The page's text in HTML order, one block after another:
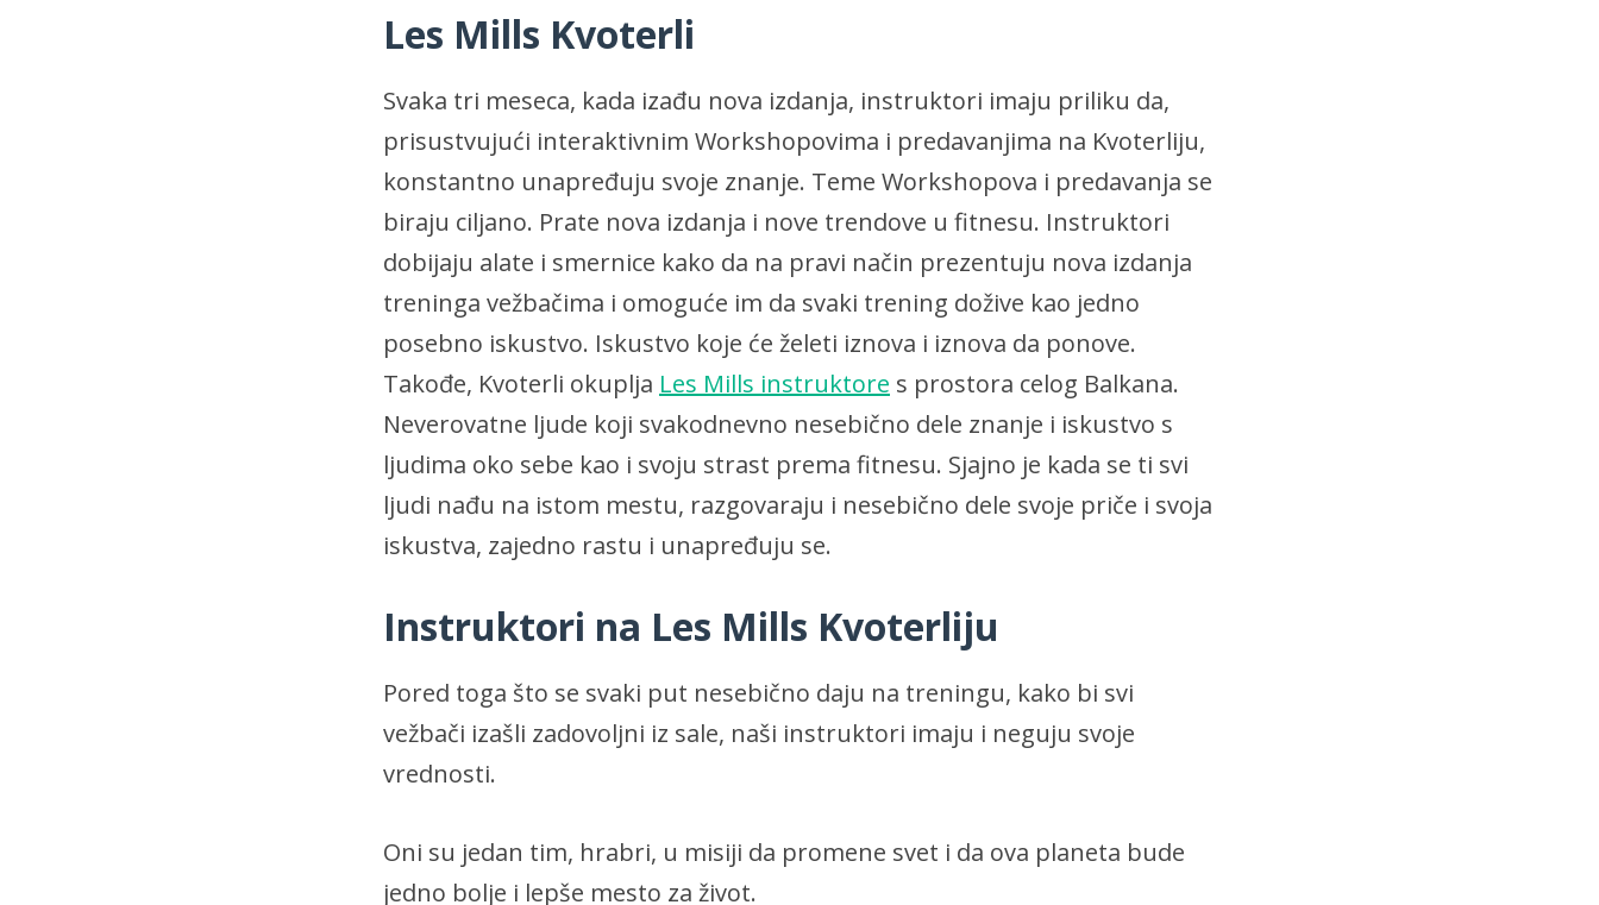
Les Mills Kvoterli
Svaka tri meseca, kada izađu nova izdanja, instruktori imaju priliku da,
prisustvujući interaktivnim Workshopovima i predavanjima na Kvoterliju,
konstantno unapređuju svoje znanje. Teme Workshopova i predavanja se
biraju ciljano. Prate nova izdanja i nove trendove u fitnesu. Instruktori
dobijaju alate i smernice kako da na pravi način prezentuju nova izdanja
treninga vežbačima i omoguće im da svaki trening dožive kao jedno
posebno iskustvo. Iskustvo koje će želeti iznova i iznova da ponove.
Takođe, Kvoterli okuplja Les Mills instruktore s prostora celog Balkana.
Neverovatne ljude koji svakodnevno nesebično dele znanje i iskustvo s
ljudima oko sebe kao i svoju strast prema fitnesu. Sjajno je kada se ti svi
ljudi nađu na istom mestu, razgovaraju i nesebično dele svoje priče i svoja
iskustva, zajedno rastu i unapređuju se.
Instruktori na Les Mills Kvoterliju
Pored toga što se svaki put nesebično daju na treningu, kako bi svi
vežbači izašli zadovoljni iz sale, naši instruktori imaju i neguju svoje
vrednosti.
Oni su jedan tim, hrabri, u misiji da promene svet i da ova planeta bude
jedno bolje i lepše mesto za život.